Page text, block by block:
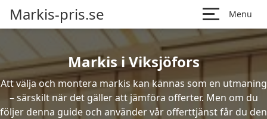
Markis-pris.se Menu
Markis i Viksjöfors
Att välja och montera markis kan kännas som en utmaning
– särskilt när det gäller att jämföra offerter. Men om du
följer denna guide och använder vår offerttjänst får du den